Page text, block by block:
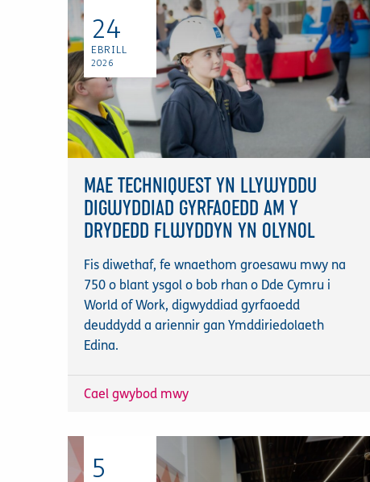
24
EBRILL
2026
MAE TECHNIQUEST YN LLYWYDDU
DIGWYDDIAD GYRFAOEDD AM Y
DRYDEDD FLWYDDYN YN OLYNOL
Fis diwethaf, fe wnaethom groesawu mwy na
750 o blant ysgol o bob rhan o Dde Cymru i
World of Work, digwyddiad gyrfaoedd
deuddydd a ariennir gan Ymddiriedolaeth
Edina.
Cael gwybod mwy
5